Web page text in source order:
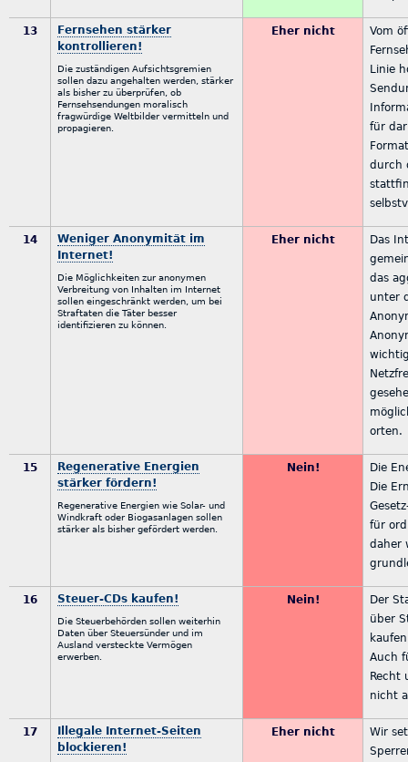
13
Fernsehen stärker
kontrollieren!
Die zuständigen Aufsichtsgremien
sollen dazu angehalten werden, stärker
als bisher zu überprüfen, ob
Fernsehsendungen moralisch
fragwürdige Weltbilder vermitteln und
propagieren.
Eher nicht
Vom
Linie
für
durch
14
Weniger Anonymität im
Internet!
Die Möglichkeiten zur anonymen
Verbreitung von Inhalten im Internet
sollen eingeschränkt werden, um bei
Straftaten die Täter besser
identifizieren zu können.
Eher nicht
Das
das
unter
orten.
15
Regenerative Energien
stärker fördern!
Regenerative Energien wie Solar- und
Windkraft oder Biogasanlagen sollen
stärker als bisher gefördert werden.
Nein!
Die
Die
für
daher
16 Steuer-CDs kaufen!
Die Steuerbehörden sollen weiterhin
Daten über Steuersünder und im
Ausland versteckte Vermögen
erwerben.
Nein!
Der
über
Auch
Recht
nicht
17
Illegale Internet-Seiten
blockieren!
Eher nicht
Wir